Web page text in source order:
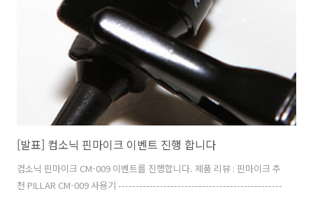
또는 2. 현 페이지의 댓글에 받고 싶은 ..
[발표] 컴소닉 핀마이크 이벤트 진행 합니다
컴소닉 핀마이크 CM-009 이벤트를 진행합니다. 제품 리뷰 : 핀마이크 추
천 PILLAR CM-009 사용기 -----------------------------------------------